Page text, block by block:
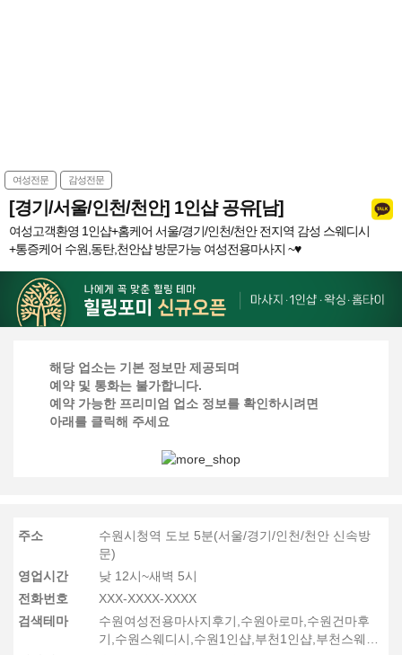
여성전문 감성전문
[경기/서울/인천/천안] 1인샵 공유[남]
여성고객환영 1인샵+홈케어 서울/경기/인천/천안 전지역 감성 스웨디시
+통증케어 수원,동탄,천안샵 방문가능 여성전용마사지 ~♥
해당 업소는 기본 정보만 제공되며
예약 및 통화는 불가합니다.
예약 가능한 프리미엄 업소 정보를 확인하시려면
아래를 클릭해 주세요
주소
수원시청역 도보 5분(서울/경기/인천/천안 신속방
문)
영업시간
낮 12시~새벽 5시
전화번호
XXX-XXXX-XXXX
검색테마
수원여성전용마사지후기,수원아로마,수원건마후
기,수원스웨디시,수원1인샵,부천1인샵,부천스웨디